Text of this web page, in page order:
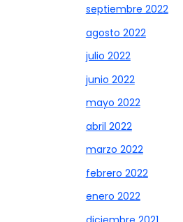
septiembre 2022
agosto 2022
julio 2022
junio 2022
mayo 2022
abril 2022
marzo 2022
febrero 2022
enero 2022